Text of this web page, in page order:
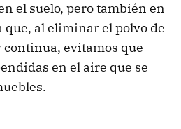
el suelo, pero también en
que, al eliminar el polvo de
evitamos que
en el aire que se